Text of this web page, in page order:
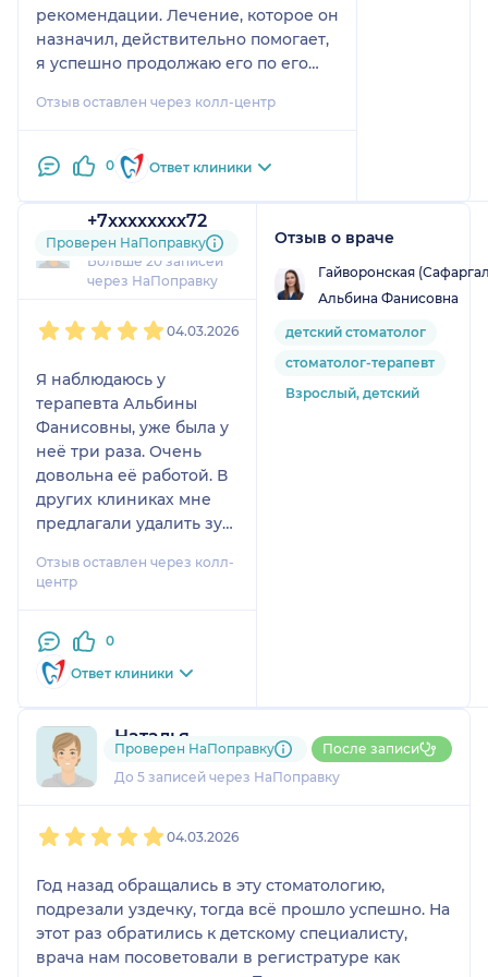
исключением работы ассистентки, на это
хотелось бы обратить внимание.
рекомендации. Лечение, которое он
назначил, действительно помогает,
я успешно продолжаю его по его
полностью оправдались,
на сервисе. Клиникой тоже
довольна. Администраторы очень
удобное время, всё организовано
комфортно.
Отзыв оставлен через колл-центр
0 Ответ клиники
+7xxxxxxxx72
3 отзыва
Больше 20 записей
через НаПоправку
Проверен НаПоправку
04.03.2026
Я наблюдаюсь у
терапевта Альбины
Фанисовны, уже была у
неё три раза. Очень
довольна её работой. В
других клиниках мне
предлагали удалить зуб,
лечение и успешно его
сохраняет. Очень
профессиональный,
несмотря на молодой
возраст, доктор.
Отзыв оставлен через колл-
центр
0
Ответ клиники
Отзыв о враче
Гайворонская
Альбина Фанисовна
детский стоматолог
стоматолог-терапевт
Взрослый, детский
Наталья
2 отзыва
До 5 записей через НаПоправку
Проверен НаПоправку После записи
04.03.2026
Год назад обращались в эту стоматологию,
подрезали уздечку, тогда всё прошло успешно. На
этот раз обратились к детскому специалисту,
врача нам посоветовали в регистратуре как